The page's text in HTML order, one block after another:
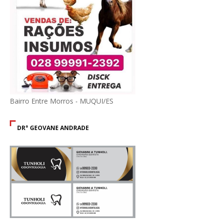
Bairro Entre Morros - MUQUI/ES
DR° GEOVANE ANDRADE